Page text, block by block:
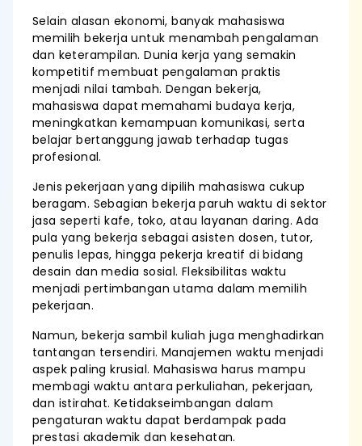
Selain alasan ekonomi, banyak mahasiswa
memilih bekerja untuk menambah pengalaman
dan keterampilan. Dunia kerja yang semakin
kompetitif membuat pengalaman praktis
menjadi nilai tambah. Dengan bekerja,
mahasiswa dapat memahami budaya kerja,
meningkatkan kemampuan komunikasi, serta
belajar bertanggung jawab terhadap tugas
profesional.
Jenis pekerjaan yang dipilih mahasiswa cukup
beragam. Sebagian bekerja paruh waktu di sektor
jasa seperti kafe, toko, atau layanan daring. Ada
pula yang bekerja sebagai asisten dosen, tutor,
penulis lepas, hingga pekerja kreatif di bidang
desain dan media sosial. Fleksibilitas waktu
menjadi pertimbangan utama dalam memilih
pekerjaan.
Namun, bekerja sambil kuliah juga menghadirkan
tantangan tersendiri. Manajemen waktu menjadi
aspek paling krusial. Mahasiswa harus mampu
membagi waktu antara perkuliahan, pekerjaan,
dan istirahat. Ketidakseimbangan dalam
pengaturan waktu dapat berdampak pada
prestasi akademik dan kesehatan.